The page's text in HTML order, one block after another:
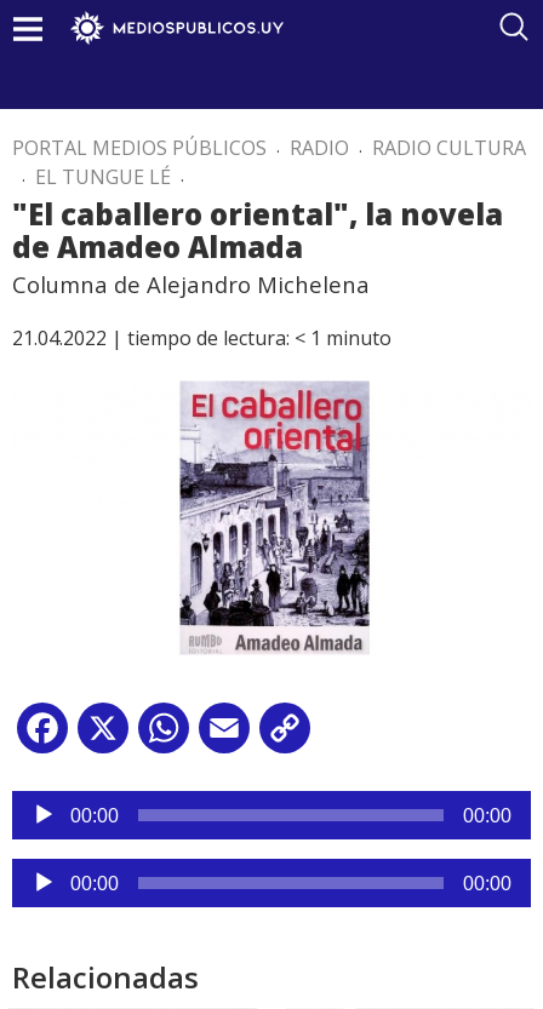
PORTAL MEDIOS PÚBLICOS . RADIO . RADIO CULTURA
. EL TUNGUE LÉ .
"El caballero oriental", la novela
de Amadeo Almada
Columna de Alejandro Michelena
21.04.2022 | tiempo de lectura: < 1 minuto
Facebook
X WhatsApp
Email
Reproductor
audio
00:00 00:00
Reproductor
de
00:00 00:00
Relacionadas